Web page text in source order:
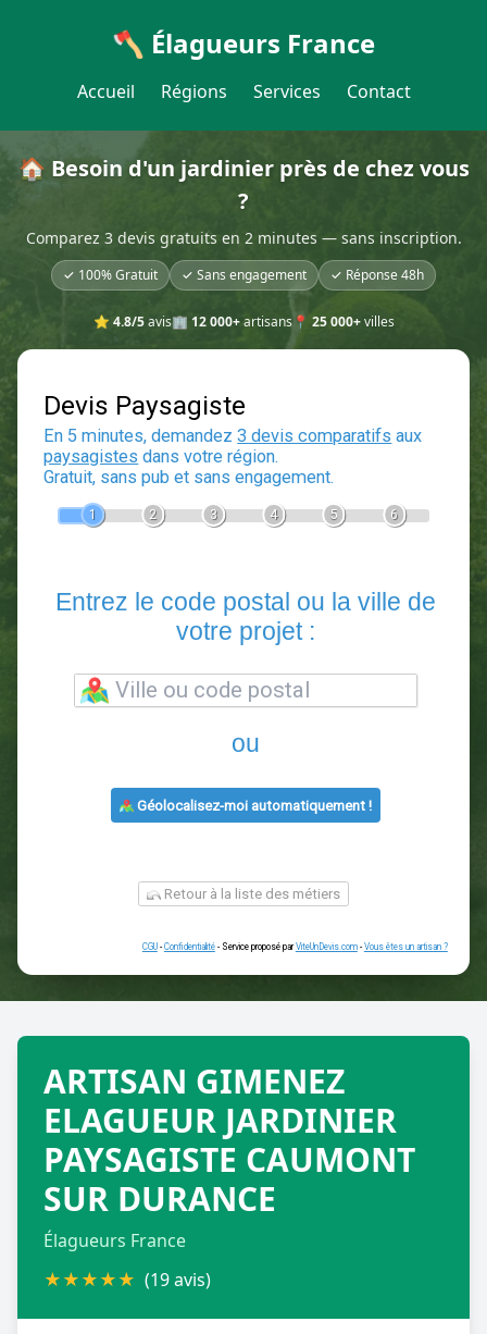
🪓 Élagueurs France
Accueil Régions Services Contact
🏠 Besoin d'un jardinier près de chez vous
?
Comparez 3 devis gratuits en 2 minutes — sans inscription.
✓ 100% Gratuit ✓ Sans engagement ✓ Réponse 48h
⭐ 4.8/5avis🏢 12 000+artisans📍 25 000+villes
Devis Paysagiste
En 5 minutes, demandez3 devis comparatifs
2 3
Entrez le code postal ou la
ou
Retour à la liste des métiers
CGU-Confidentialité- Service proposé parViteUnDevis.com
ARTISAN GIMENEZ
ELAGUEUR JARDINIER
PAYSAGISTE CAUMONT
SUR DURANCE
Élagueurs France
★★★★★ (19 avis)